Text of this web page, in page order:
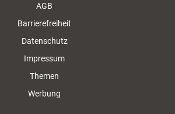
AGB
Barrierefreiheit
Datenschutz
Impressum
Themen
Werbung